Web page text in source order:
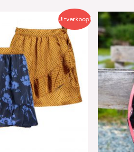
Uitverkoop!